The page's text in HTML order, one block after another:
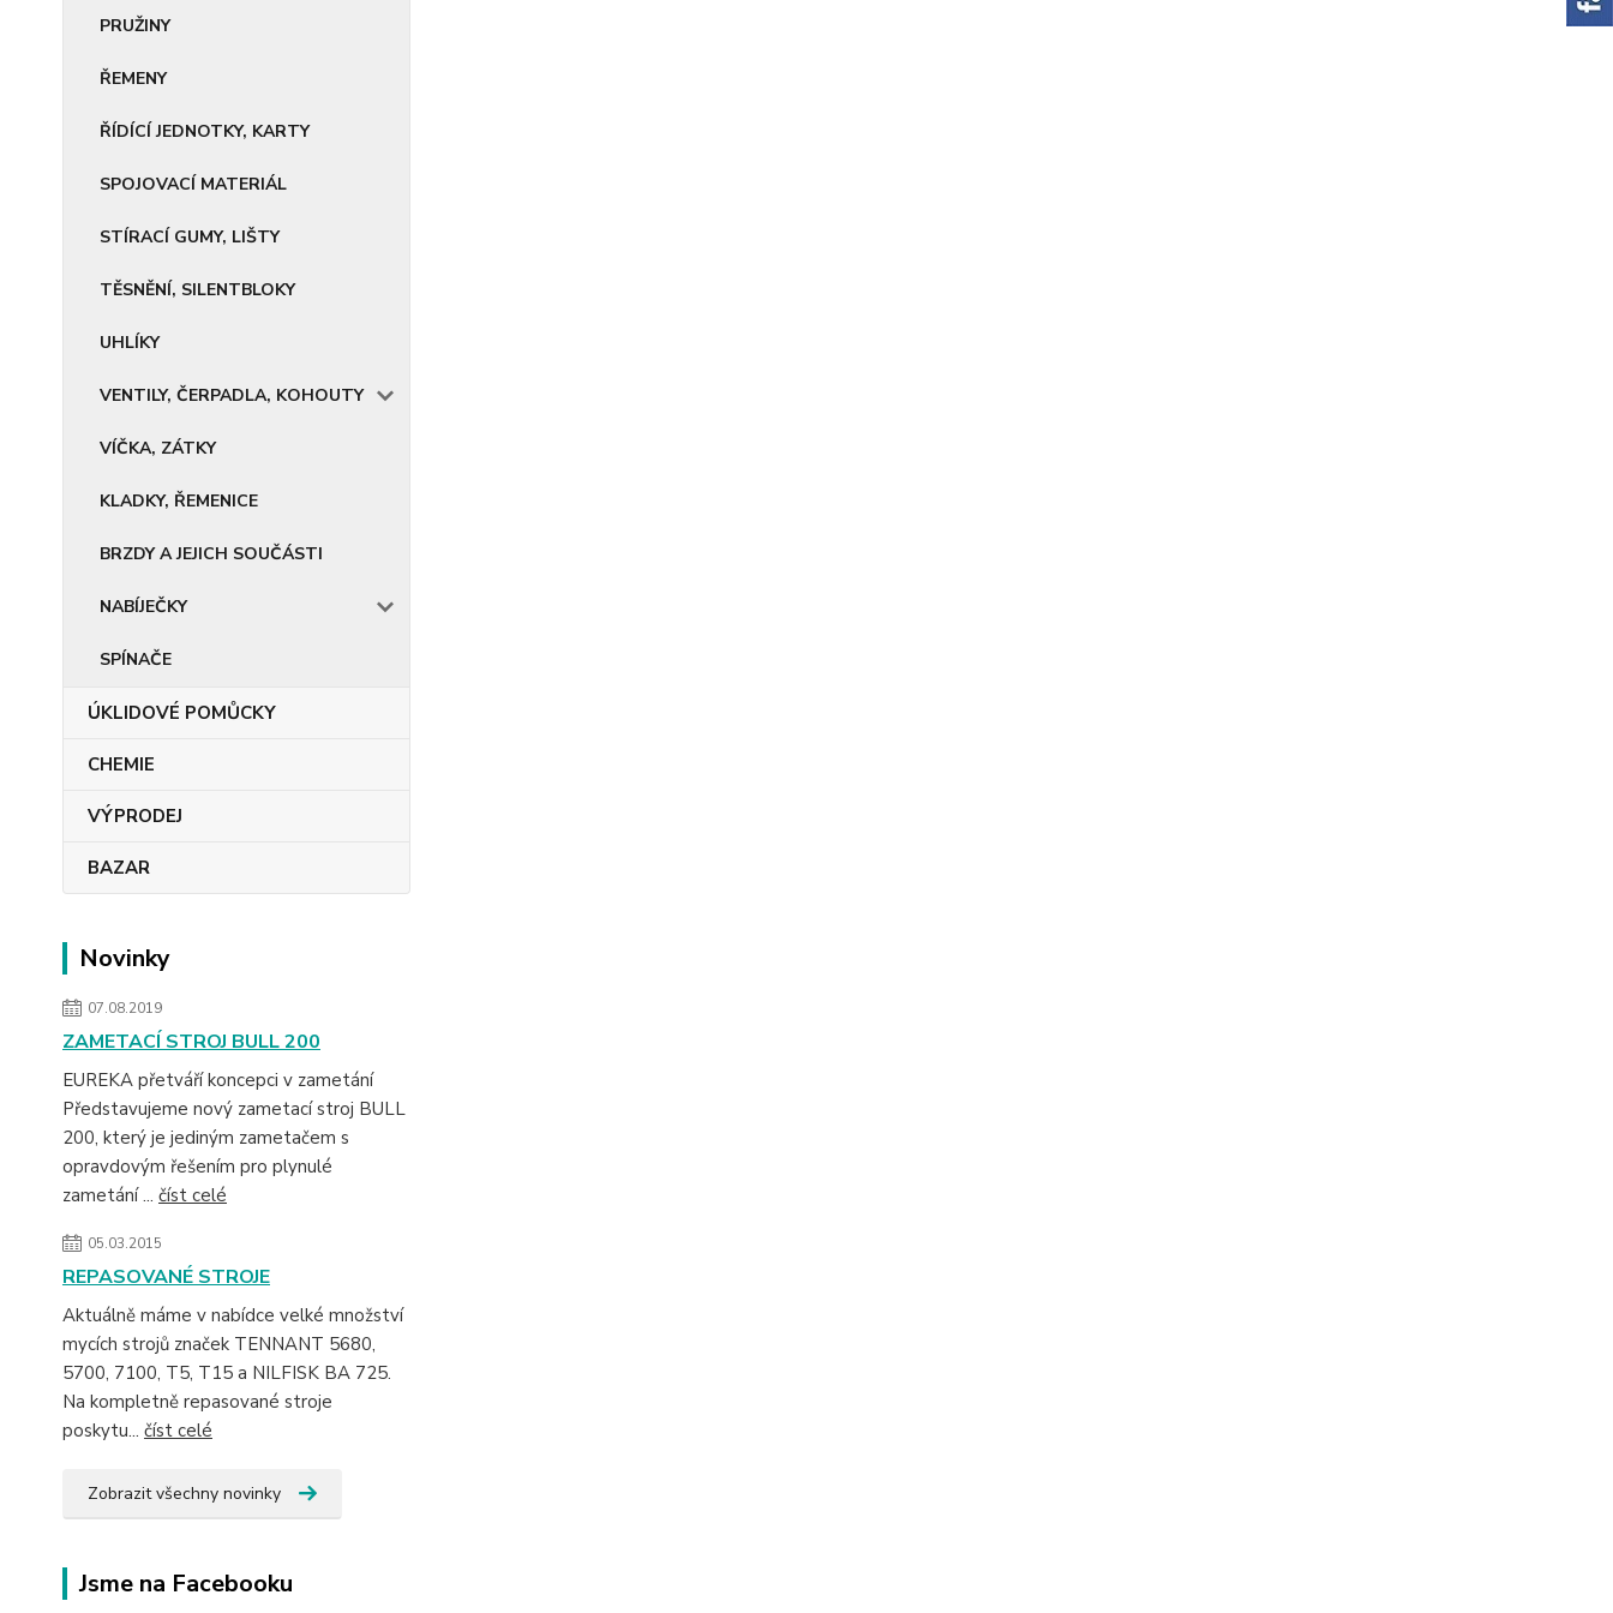
PRUŽINY
ŘEMENY
ŘÍDÍCÍ JEDNOTKY, KARTY
SPOJOVACÍ MATERIÁL
STÍRACÍ GUMY, LIŠTY
TĚSNĚNÍ, SILENTBLOKY
UHLÍKY
VENTILY, ČERPADLA, KOHOUTY
VÍČKA, ZÁTKY
KLADKY, ŘEMENICE
BRZDY A JEJICH SOUČÁSTI
NABÍJEČKY
SPÍNAČE
ÚKLIDOVÉ POMŮCKY
CHEMIE
VÝPRODEJ
BAZAR
Novinky
07.08.2019
ZAMETACÍ STROJ BULL 200
EUREKA přetváří koncepci v zametání
Představujeme nový zametací stroj BULL
200, který je jediným zametačem s
opravdovým řešením pro plynulé
zametání ... číst celé
05.03.2015
REPASOVANÉ STROJE
Aktuálně máme v nabídce velké množství
mycích strojů značek TENNANT 5680,
5700, 7100, T5, T15 a NILFISK BA 725.
Na kompletně repasované stroje
poskytu... číst celé
Zobrazit všechny novinky
Jsme na Facebooku